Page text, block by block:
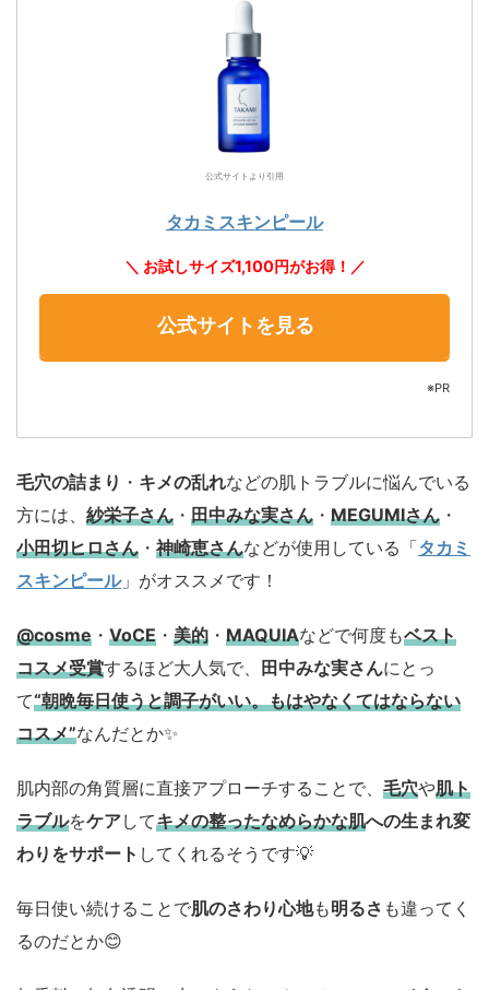
公式サイトより引用
タカミスキンピール
＼ お試しサイズ1,100円がお得！／
公式サイトを見る
※PR
毛穴の詰まり ・ キメの乱れなどの肌トラブルに悩んでいる
方には、 紗栄子さん ・ 田中みな実さん ・ MEGUMIさん ・
小田切ヒロさん ・ 神崎恵さんなどが使用している「タカミ
スキンピール」がオススメです！
@cosme ・ VoCE ・ 美的 ・ MAQUIAなどで何度もベスト
コスメ受賞するほど大人気で、 田中みな実さんにとっ
て“朝晩毎日使うと調子がいい。もはやなくてはならない
コスメ”なんだとか✨
肌内部の角質層に直接アプローチすることで、 毛穴や肌ト
ラブルをケアしてキメの整ったなめらかな肌への生まれ変
わりをサポート してくれるそうです💡
毎日使い続けることで肌のさわり心地も明るさ も違ってく
るのだとか😊